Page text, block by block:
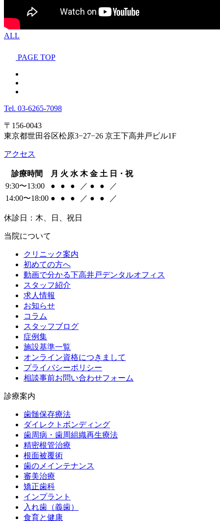
ALL
PAGE TOP
Tel. 03-6265-7098
〒156-0043
東京都世田谷区松原3−27−26 京王下高井戸ビル1F
アクセス
診療時間 月 火 水 木 金 土 日・祝
9:30〜13:00
● ● ● ／ ● ●
／
14:00〜18:00 ● ● ● ／ ● ● ／
休診日：木、日、祝日
当院について
クリニック案内
初めての方へ
動画で分かる下高井戸デンタルオフィス
スタッフ紹介
求人情報
お知らせ
コラム
スタッフブログ
症例集
施設基準一覧
オンライン資格につきまして
プライバシーポリシー
相談事前お問い合わせフォーム
診療案内
歯髄保存療法
ダイレクトボンディング
歯周病・歯周組織再生療法
精密根管治療
根面被覆術
歯のメインテナンス
審美治療
矯正歯科
インプラント
入れ歯（義歯）
食育と健康